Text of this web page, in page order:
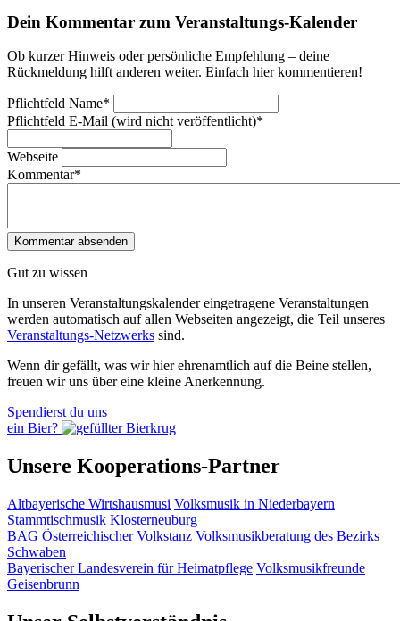
Dein Kommentar zum Veranstaltungs-Kalender
Ob kurzer Hinweis oder persönliche Empfehlung – deine
Rückmeldung hilft anderen weiter. Einfach hier kommentieren!
Pflichtfeld Name*
Pflichtfeld E-Mail (wird nicht veröffentlicht)*
Webseite
Kommentar*
Gut zu wissen
In unseren Veranstaltungskalender eingetragene Veranstaltungen
werden automatisch auf allen Webseiten angezeigt, die Teil unseres
Veranstaltungs-Netzwerks sind.
Wenn dir gefällt, was wir hier ehrenamtlich auf die Beine stellen,
freuen wir uns über eine kleine Anerkennung.
Spendierst du uns
ein Bier?
Unsere Kooperations-Partner
Altbayerische Wirtshausmusi Volksmusik in Niederbayern
Stammtischmusik Klosterneuburg
BAG Österreichischer Volkstanz Volksmusikberatung des Bezirks
Schwaben
Bayerischer Landesverein für Heimatpflege Volksmusikfreunde
Geisenbrunn